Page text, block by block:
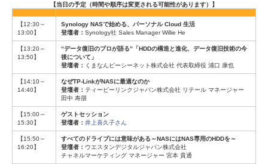
【当日の予定（時間や順序は変更される可能性があります）】
【12:30～
13:00】
Synology NASで始める、パーソナル Cloud 生活
登壇者： Synology社 Sales Manager Willie He
【13:20～
13:50】
“データ復旧のプロが語る”「HDDの構造と進化、データ復旧技術の今
後について」
登壇者： くまなんピーシーネット株式会社 代表取締役 浦口 康也
【14:10～
14:40】
なぜTP-LinkがNASに最適なのか
登壇者： ティーピーリンクジャパン株式会社 リテール マネージャー
田中 寿朋
【15:00～
15:30】
ゲストセッション
登壇者： 井上喜久子さん
【15:50～
16:20】
すべてのドライブには意味がある～NASにはNAS専用のHDDを～
登壇者： ウエスタンデジタルジャパン株式会社
チャネルマーケティング マネージャー 宮本 貴通